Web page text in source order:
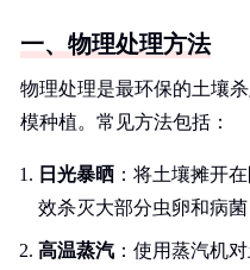
一、物理处理方法
物理处理是最环保的土壤
模种植。常见方法包括：
日光暴晒 ：将土壤摊开
效杀灭大部分虫卵和病菌
高温蒸汽 ：使用蒸汽机